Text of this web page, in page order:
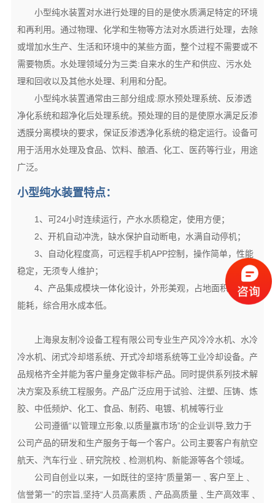
小型纯水装置对水进行处理的目的是使水质满足特定的环境
和再利用。通过物理、化学和生物等方法对水质进行处理，去除
或增加水生产、生活和环境中的某些方面，整个过程不需要或不
需要物质。水处理领域分为三类:自来水的生产和供应、污水处
理和回收以及其他水处理、利用和分配。
小型纯水装置通常由三部分组成:原水预处理系统、反渗透
净化系统和超净化后处理系统。预处理的目的是使原水满足反渗
透膜分离模块的要求，保证反渗透净化系统的稳定运行。设备可
用于活用水处理及食品、饮料、酿酒、化工、医药等行业，用途
广泛。
小型纯水装置特点：
1、可24小时连续运行，产水水质稳定，使用方便；
2、开机自动冲洗，缺水保护自动断电，水满自动停机；
3、自动化程度高，可远程手机APP控制，操作简单，性能
稳定，无须专人维护；
4、产品集成模块一体化设计，外形美观，占地面积小，少
能耗，综合用水成本低。
上海泉友制冷设备工程有限公司专业生产风冷冷水机、水冷
冷水机、闭式冷却塔系统、开式冷却塔系统等工业冷却设备。产
品规格齐全并能为客户量身定做非标产品。同时提供系列技术解
决方案及系统工程服务。产品广泛应用于试验、注塑、压铸、炼
胶、中低频炉、化工、食品、制药、电镀、机械等行业
公司遵循“以管理立形象,以质量赢市场”的企业训导,致力于
公司产品的研发和生产服务于每一个客户。公司主要客户有航空
航天、汽车行业﹑研究院校﹑检测机构、新能源等各个领域。
公司自创业以来，一如既往的坚持“质量第一﹑客户至上﹑
信誉第一”的宗旨,坚持“人员高素质﹑产品高质量﹑生产高效率﹑